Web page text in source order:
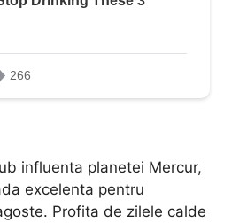
influenta planetei Mercur,
excelenta pentru
Profita de zilele calde